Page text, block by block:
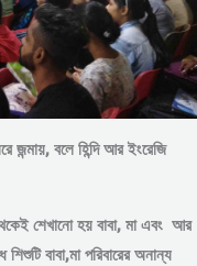
জন্মায়, বলে হিন্দি আর ইংরেজি
শেখানো হয় বাবা, মা এবং আর
বাবা,মা পরিবারের অনান্য